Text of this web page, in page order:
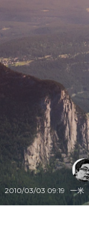
2010/03/03 09:19 一米